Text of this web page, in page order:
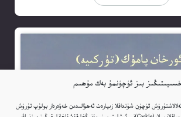
بىز ئۈچۈنمۇ بەك مۇھىم
ئۈچۈن شۇنداقلا زىيارەت ئەھۋالىدىن خەۋەردار بولۇپ تۇرۇش